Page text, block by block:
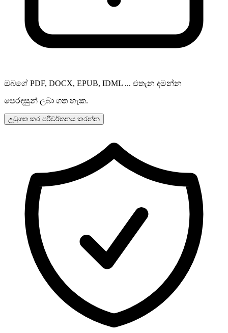
ඔබගේ PDF, DOCX, EPUB, IDML ... එතැන දමන්න
පෙරදසුන් ලබා ගත හැක.
උඩුගත කර පරිවර්තනය කරන්න